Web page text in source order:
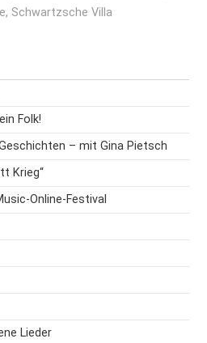
, Schwartzsche Villa
Folk!
– mit Gina Pietsch
Krieg“
Online-Festival
Lieder